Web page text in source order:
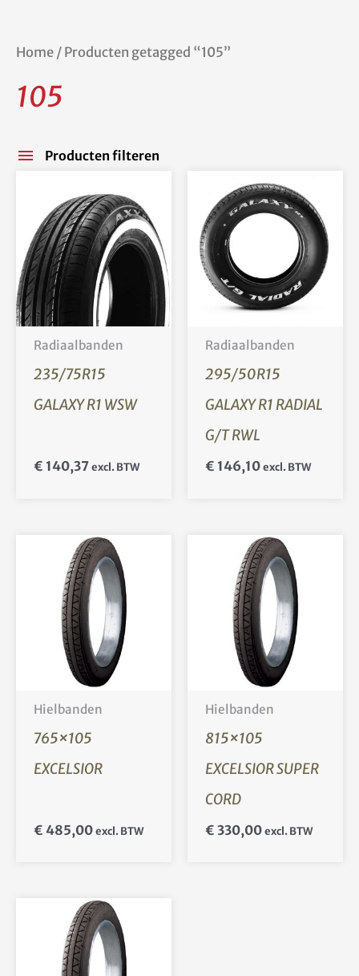
Home/ Producten getagged “105”
105
Producten filteren
Radiaalbanden
235/75R15
GALAXY R1 WSW
€ 140,37 excl. BTW
Radiaalbanden
295/50R15
GALAXY R1 RADIAL
G/T RWL
€ 146,10 excl. BTW
Hielbanden
765×105
EXCELSIOR
€ 485,00 excl. BTW
Hielbanden
815×105
EXCELSIOR SUPER
CORD
€ 330,00 excl. BTW